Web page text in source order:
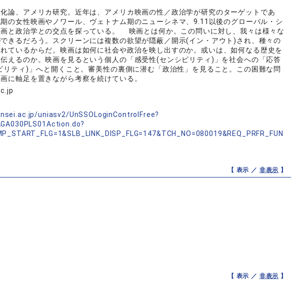
論、アメリカ研究。近年は、アメリカ映画の性／政治学が研究のターゲットであ
の女性映画やノワール、ヴェトナム期のニューシネマ、9.11以後のグローバル・シ
と政治学との交点を探っている。 映画とは何か。この問いに対し、我々は様々な
きるだろう。スクリーンには複数の欲望が隠蔽／開示(イン・アウト)され、種々の
ているからだ。映画は如何に社会や政治を映し出すのか。或いは、如何なる歴史を
えるのか。映画を見るという個人の「感受性(センシビリティ)」を社会への「応答
リティ)」へと開くこと。審美性の裏側に潜む「政治性」を見ること。この困難な問
に軸足を置きながら考察を続けている。
uniasv2/UnSSOLoginControlFree?
【 表示 ／ 非表示 】
【 表示 ／ 非表示 】